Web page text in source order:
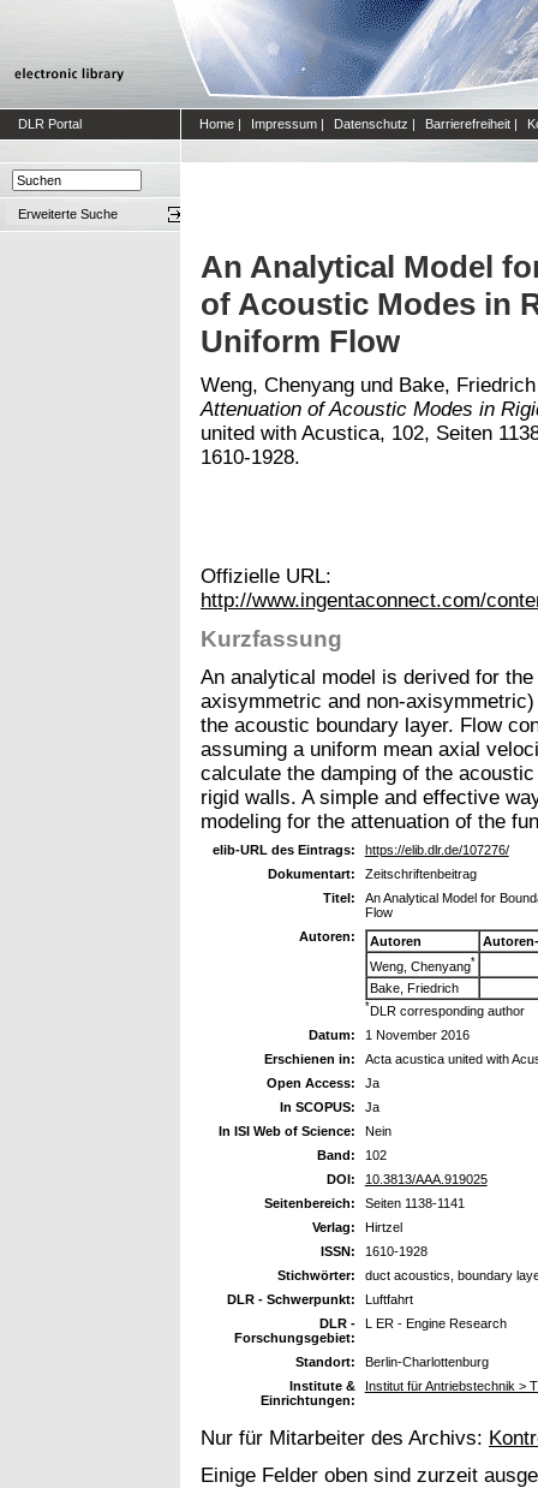
DLR Portal Home | Impressum | Datenschutz | Barrierefreiheit |
Erweiterte Suche
An Analytical Model
of Acoustic Modes in
Uniform Flow
Weng, Chenyang und Bake, Friedrich
Attenuation of Acoustic Modes in
united with Acustica, 102, Seiten
1610-1928.
Offizielle URL:
http://www.ingentaconnect.com/
Kurzfassung
An analytical model is derived for
axisymmetric and non-
the acoustic boundary layer. Flow
assuming a uniform mean axial
calculate the damping of the
rigid walls. A simple and effective
modeling for the attenuation of the
elib-URL des Eintrags:
https://elib.dlr.de/107276/
Dokumentart:
Zeitschriftenbeitrag
Titel:
An Analytical Model for
Flow
Autoren:
Autoren
Weng, Chenyang*
Bake, Friedrich
*DLR corresponding author
Datum:
1 November 2016
Erschienen in:
Acta acustica united with
Open Access:
Ja
In SCOPUS:
Ja
In ISI Web of Science:
Nein
Band:
102
DOI:
10.3813/AAA.919025
Seitenbereich:
Seiten 1138-1141
Verlag:
Hirtzel
ISSN:
1610-1928
Stichwörter:
duct acoustics, boundary
DLR - Schwerpunkt:
Luftfahrt
DLR -
Forschungsgebiet:
L ER - Engine Research
Standort:
Berlin-Charlottenburg
Institute &
Einrichtungen:
Institut für Antriebstechnik >
Nur für Mitarbeiter des Archivs:
Einige Felder oben sind zurzeit